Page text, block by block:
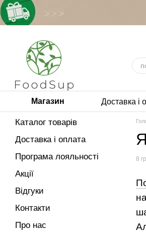
Перейти до основного контенту
Магазин Доставка і
8
Каталог товарів
Доставка і оплата
Програма лояльності
Акції
Відгуки
Контакти
Про нас